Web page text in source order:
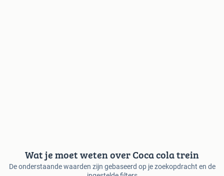
Wat je moet weten over Coca cola trein
De onderstaande waarden zijn gebaseerd op je zoekopdracht en de